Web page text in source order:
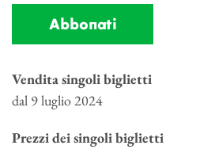
Abbonati
Vendita singoli biglietti
dal 9 luglio 2024
Prezzi dei singoli biglietti